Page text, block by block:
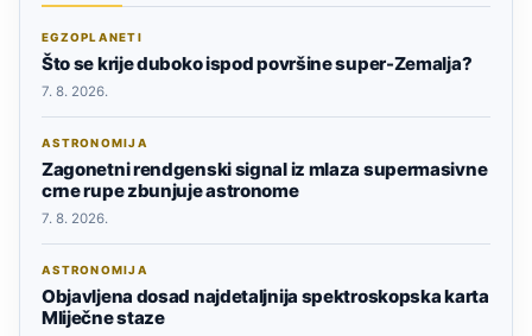
EGZOPLANETI
Što se krije duboko ispod površine super-Zemalja?
7. 8. 2026.
ASTRONOMIJA
Zagonetni rendgenski signal iz mlaza supermasivne
crne rupe zbunjuje astronome
7. 8. 2026.
ASTRONOMIJA
Objavljena dosad najdetaljnija spektroskopska karta
Mliječne staze